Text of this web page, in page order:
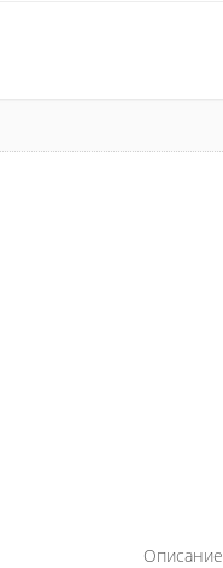
Описание